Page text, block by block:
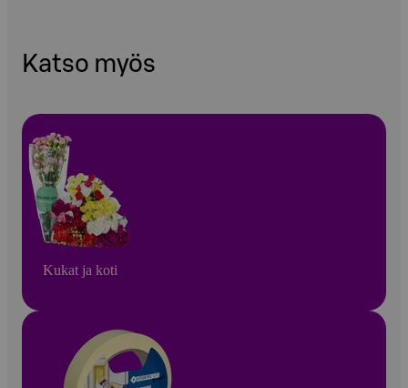
Katso myös
Kukat ja koti